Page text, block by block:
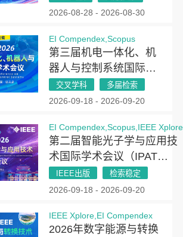
光电子学与光学技术国
2026）
2026-08-28 - 2026-08-30
EI Compendex,Scopus
第三届机电一体化、机
器人与控制系统国际学
术会议(MRCS 2026)
交叉学科 多届检索
2026-09-18 - 2026-09-20
EI Compendex,Scopus,IEEE Xplore
第二届智能光子学与应用技
术国际学术会议（IPAT
2026）
IEEE出版 检索稳定
2026-09-18 - 2026-09-20
IEEE Xplore,EI Compendex
2026年数字能源与转换